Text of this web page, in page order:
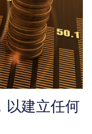
以建立任何